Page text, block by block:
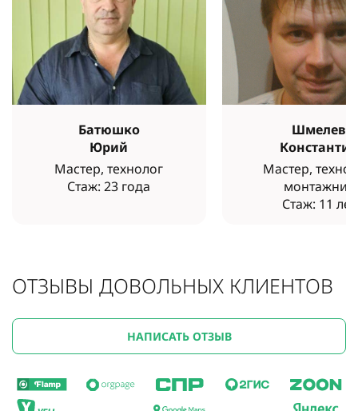
Батюшко
Юрий
Мастер, технолог
Стаж: 23 года
Шмелев
Константин
Мастер,
монтажник
Стаж: 11 лет
ОТЗЫВЫ ДОВОЛЬНЫХ КЛИЕНТОВ
НАПИСАТЬ ОТЗЫВ